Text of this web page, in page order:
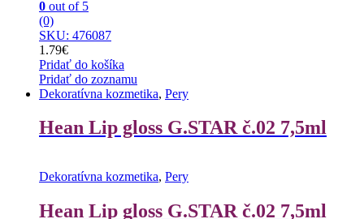
0 out of 5
(0)
SKU: 476087
1.79€
Pridať do košíka
Pridať do zoznamu
Dekoratívna kozmetika, Pery
Hean Lip gloss G.STAR č.02 7,5ml
Dekoratívna kozmetika, Pery
Hean Lip gloss G.STAR č.02 7,5ml